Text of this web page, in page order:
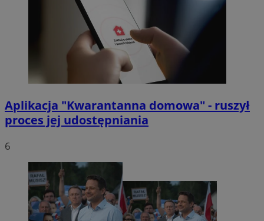
Aplikacja "Kwarantanna domowa" - ruszył
proces jej udostępniania
6